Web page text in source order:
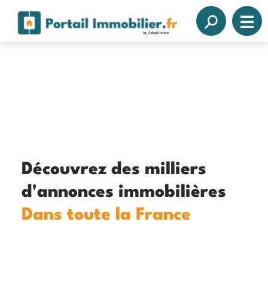
Découvrez des milliers
d'annonces immobilières
Dans toute la France